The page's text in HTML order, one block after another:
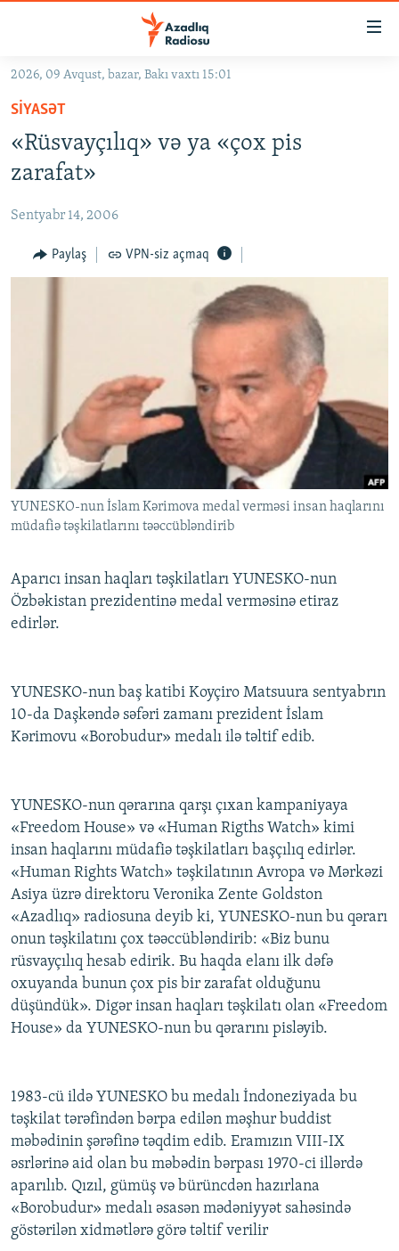
Əsas
qayıt
Əsas
naviqasiyaya
qayıt
Axtarışa
GÜNDƏM
KORRUPSIOMETR
FƏRQƏ BAX
QANUNI DOĞRU
FOTOQALEREYA
İNFOQRAFIKA
KARIKATURA
AZƏRBAYCAN ƏDƏBIYYATI KITABXANASI
İSLAM VƏ DEMOKRATIYA
İZ - MƏDƏNIYYƏT PROQRAMI
HAQQIMIZDA
MISSIYAMIZ
PEŞƏ ETIKASI VƏ JURNALISTIKA STANDARTLARIMIZ
MATERIALLARIMIZDAN ISTIFADƏ
AZADLIQRADIOSU MOBIL TELEFONUNUZDA
XƏBƏR BÜLLETENLƏRIMIZ
BIZI IZLƏ
RFE/RL-in bütün saytları
2026, 09 Avqust, bazar, Bakı vaxtı 15:01
SIYASƏT
«Rüsvayçılıq» və ya «çox pis
zarafat»
Sentyabr 14, 2006
Paylaş VPN-siz açmaq
YUNESKO-nun İslam Kərimova medal verməsi insan haqlarını
müdafiə təşkilatlarını təəccübləndirib
Aparıcı insan haqları təşkilatları YUNESKO-nun
Özbəkistan prezidentinə medal verməsinə etiraz
edirlər.
YUNESKO-nun baş katibi Koyçiro Matsuura sentyabrın
10-da Daşkəndə səfəri zamanı prezident İslam
Kərimovu «Borobudur» medalı ilə təltif edib.
YUNESKO-nun qərarına qarşı çıxan kampaniyaya
«Freedom House» və «Human Rigths Watch» kimi
insan haqlarını müdafiə təşkilatları başçılıq edirlər.
«Human Rights Watch» təşkilatının Avropa və Mərkəzi
Asiya üzrə direktoru Veronika Zente Goldston
«Azadlıq» radiosuna deyib ki, YUNESKO-nun bu qərarı
onun təşkilatını çox təəccübləndirib: «Biz bunu
rüsvayçılıq hesab edirik. Bu haqda elanı ilk dəfə
oxuyanda bunun çox pis bir zarafat olduğunu
düşündük». Digər insan haqları təşkilatı olan «Freedom
House» da YUNESKO-nun bu qərarını pisləyib.
1983-cü ildə YUNESKO bu medalı İndoneziyada bu
təşkilat tərəfindən bərpa edilən məşhur buddist
məbədinin şərəfinə təqdim edib. Eramızın VIII-IX
əsrlərinə aid olan bu məbədin bərpası 1970-ci illərdə
aparılıb. Qızıl, gümüş və bürüncdən hazırlana
«Borobudur» medalı əsasən mədəniyyət sahəsində
göstərilən xidmətlərə görə təltif verilir